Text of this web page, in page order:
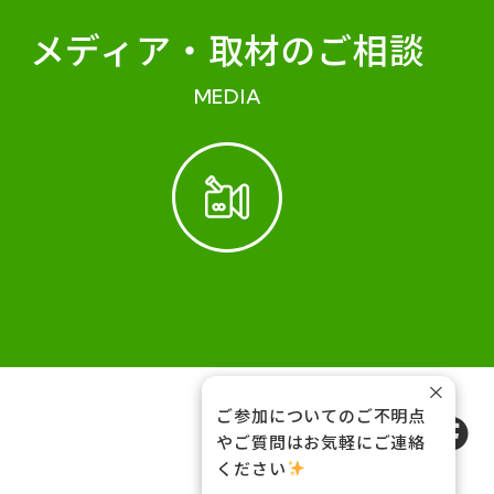
メディア・ 取材のご相談
MEDIA
FOLLOW US
ご参加についてのご不明点
やご質問はお気軽にご連絡
ください
×